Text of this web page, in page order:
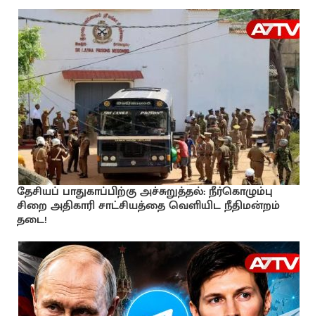
தேசியப் பாதுகாப்பிற்கு அச்சுறுத்தல்: நீர்கொழும்பு
சிறை அதிகாரி சாட்சியத்தை வெளியிட நீதிமன்றம்
தடை!